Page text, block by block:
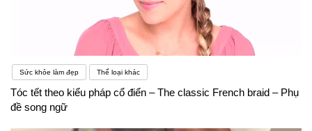
Sức khỏe làm đẹp Thể loại khác
Tóc tết theo kiểu pháp cổ điển – The classic French braid – Phụ
đề song ngữ